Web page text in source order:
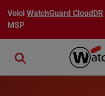
Aller au contenu principal
VoiciWatchGuard CloudDR
MSP
Close search